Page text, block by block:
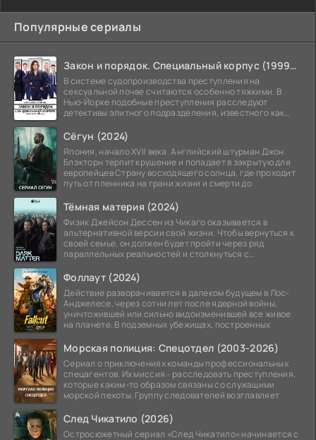
Популярные сериалы
Закон и порядок. Специальный корпус (1999-2026)
В системе судопроизводства преступления на
сексуальной почве считаются особенно тяжкими. В
Нью-Йорке подобные преступления расследуют
детективы элитного подразделения, известного как
Сёгун (2024)
Япония, начало XVII века. Английский штурман Джон
Блэкторн терпит крушение и попадает в закрытую для
европейцев Страну восходящего солнца, где проходит
путь от пленника на грани жизни и смерти до
Тёмная материя (2024)
Физик Джейсон Дессен из Чикаго оказывается в
альтернативной версии свой жизни. Чтобы вернуться к
своей семье, он должен будет пройти через ряд
параллельных реальностей и столкнуться с
Фоллаут (2024)
Действие разворачивается в далеком будущем в Лос-
Анджелесе, через сотни лет после ядерной войны,
уничтожившей или сильно видоизменившей все живое
на планете. В подземных убежищах, построенных
Морская полиция: Спецотдел (2003-2026)
Сериал о приключениях команды профессиональных
спецагентов. Их миссия - расследовать преступления,
которые каким-то образом связаны со служащими
морской пехоты. Группу следователей возглавляет
След Чикатило (2026)
Остросюжетный сериал «След Чикатило» начинается с